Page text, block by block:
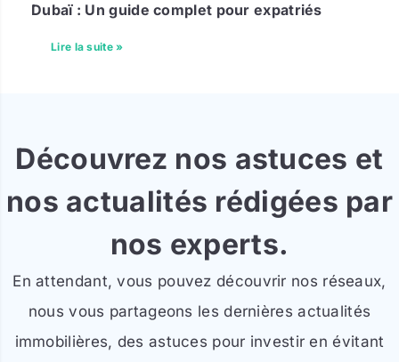
Dubaï : Un guide complet pour expatriés
Lire la suite »
Découvrez nos astuces et
nos actualités rédigées par
nos experts.
En attendant, vous pouvez découvrir nos réseaux,
nous vous partageons les dernières actualités
immobilières, des astuces pour investir en évitant